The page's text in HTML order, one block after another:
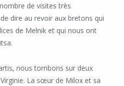
de visites très
dire au revoir aux bretons qui
de Melnik et qui nous ont
nous tombons sur deux
La sœur de Milox et sa